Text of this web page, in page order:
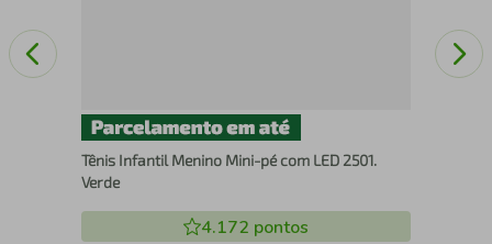
Tênis Infantil Menino Mini-pé com LED 2501.
Verde
4.172 pontos